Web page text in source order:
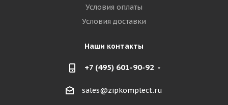
Условия оплаты
Условия доставки
Наши контакты
+7 (495) 601-90-92
sales@zipkomplect.ru